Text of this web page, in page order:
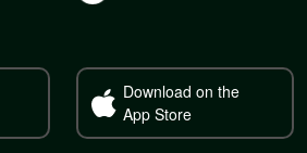
Download on the
App Store